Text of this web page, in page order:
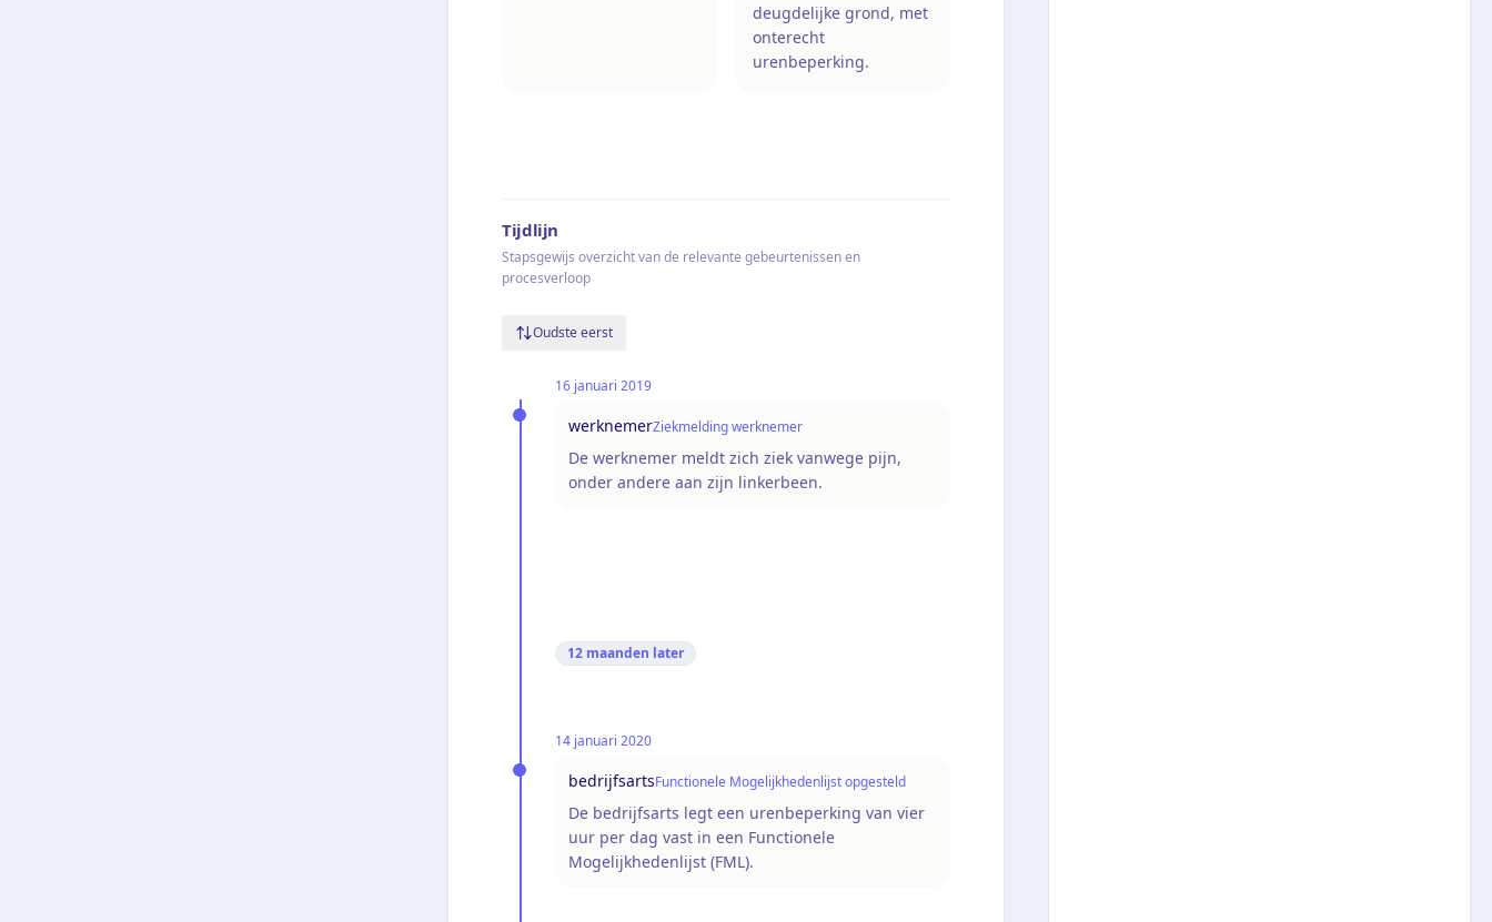
deugdelijke grond, met
onterecht
urenbeperking.
Tijdlijn
Stapsgewijs overzicht van de relevante gebeurtenissen en
procesverloop
Oudste eerst
16 januari 2019
werknemerZiekmelding werknemer
De werknemer meldt zich ziek vanwege pijn,
onder andere aan zijn linkerbeen.
12 maanden later
14 januari 2020
bedrijfsartsFunctionele Mogelijkhedenlijst opgesteld
De bedrijfsarts legt een urenbeperking van vier
uur per dag vast in een Functionele
Mogelijkhedenlijst (FML).